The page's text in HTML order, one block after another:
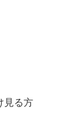
見る方